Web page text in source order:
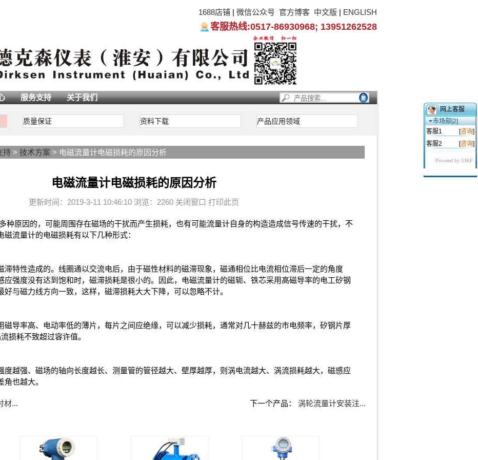
1688店铺 | 微信公众号 官方博客 中文版 | ENGLISH
客服热线:0517-86930968; 13951262528
服务支持 关于我们
质量保证 资料下载 产品应用领域
持 > 技术方案 > 电磁流量计电磁损耗的原因分析
电磁流量计电磁损耗的原因分析
更新时间：2019-3-11 10:46:10 浏览：2260 关闭窗口 打印此页
种原因的，可能周围存在磁场的干扰而产生损耗，也有可能流量计自身的构造造成信号传速的干扰，不
流量计的电磁损耗有以下几种形式：
滞特性造成的。线圈通以交流电后，由于磁性材料的磁滞现象，磁通相位比电流相位滞后一定的角度
应强度没有达到饱和时，磁滞损耗是很小的。因此，电磁流量计的磁轭、铁芯采用高磁导率的电工矽钢
与磁力线方向一致，这样，磁滞损耗大大下降，可以忽略不计。
磁导率高、电动率低的薄片，每片之间应绝缘，可以减少损耗，通常对几十赫兹的市电频率，矽钢片厚
损耗不致超过容许值。
度越强、磁场的轴向长度越长、测量管的管径越大、壁厚越厚，则涡电流越大、涡流损耗越大，磁感应
也越大。
材... 下一个产品：涡轮流量计安装注...
网上客服
市场部[2]
客服1
[咨询]
客服2
[咨询]
Powered by 53KF